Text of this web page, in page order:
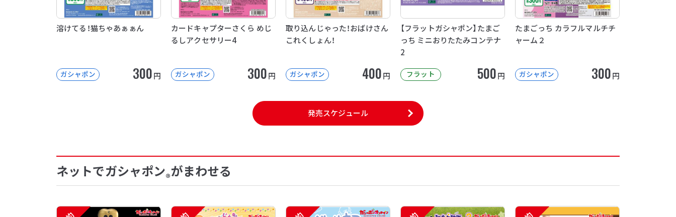
溶けてる！猫ちゃあぁぁん
ガシャポン 300円
カードキャプターさくら めじ
るしアクセサリー4
ガシャポン 300円
取り込んじゃった！おばけさん
これくしょん！
ガシャポン 400円
【フラットガシャポン】たまご
っち ミニおりたたみコンテナ
2
フラット 500円
たまごっち カラフルマルチチ
ャーム２
ガシャポン 300円
発売スケジュール
ネットでガシャポン®がまわせる